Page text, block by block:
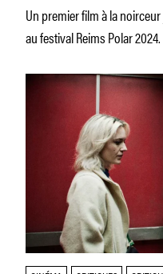
Un premier film à la
au festival Reims Polar 2024.